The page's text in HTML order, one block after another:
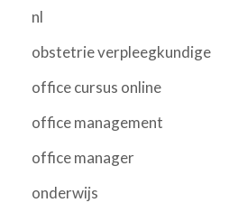
nl
obstetrie verpleegkundige
office cursus online
office management
office manager
onderwijs